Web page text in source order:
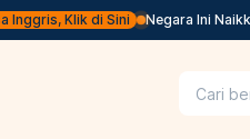
Klik di Sini Negara Ini